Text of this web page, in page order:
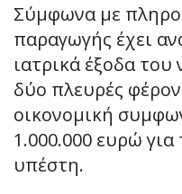
Σύμφωνα με
παραγωγής έχει
ιατρικά έξοδα
δύο πλευρές
οικονομική
1.000.000 ευρώ
υπέστη.